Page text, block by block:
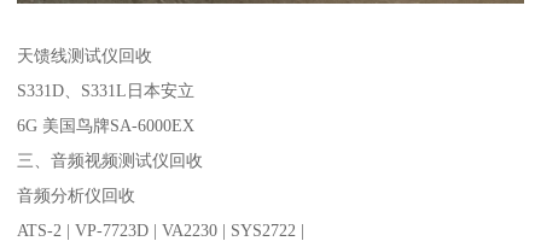
天馈线测试仪回收
S331D、S331L日本安立
6G 美国鸟牌SA-6000EX
三、音频视频测试仪回收
音频分析仪回收
ATS-2 | VP-7723D | VA2230 | SYS2722 |